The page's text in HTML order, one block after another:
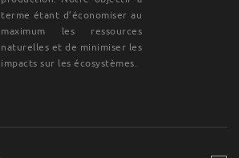
terme étant d’économiser au
maximum les ressources
naturelles et de minimiser les
impacts sur les écosystèmes.